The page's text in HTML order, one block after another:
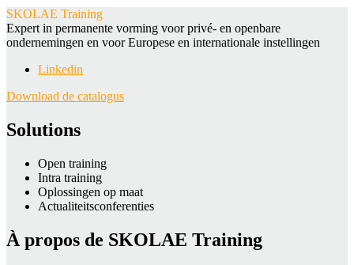
SKOLAE Training
Expert in permanente vorming voor privé- en openbare
ondernemingen en voor Europese en internationale instellingen
Linkedin
Download de catalogus
Solutions
Open training
Intra training
Oplossingen op maat
Actualiteitsconferenties
À propos de SKOLAE Training